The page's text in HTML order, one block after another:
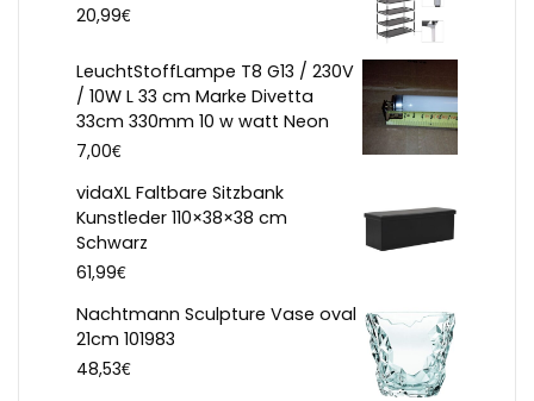
20,99€
LeuchtStoffLampe T8 G13 / 230V
/ 10W L 33 cm Marke Divetta
33cm 330mm 10 w watt Neon
7,00€
vidaXL Faltbare Sitzbank
Kunstleder 110×38×38 cm
Schwarz
61,99€
Nachtmann Sculpture Vase oval
21cm 101983
48,53€